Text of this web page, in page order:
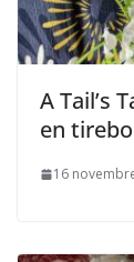
A Tail’s
en
16